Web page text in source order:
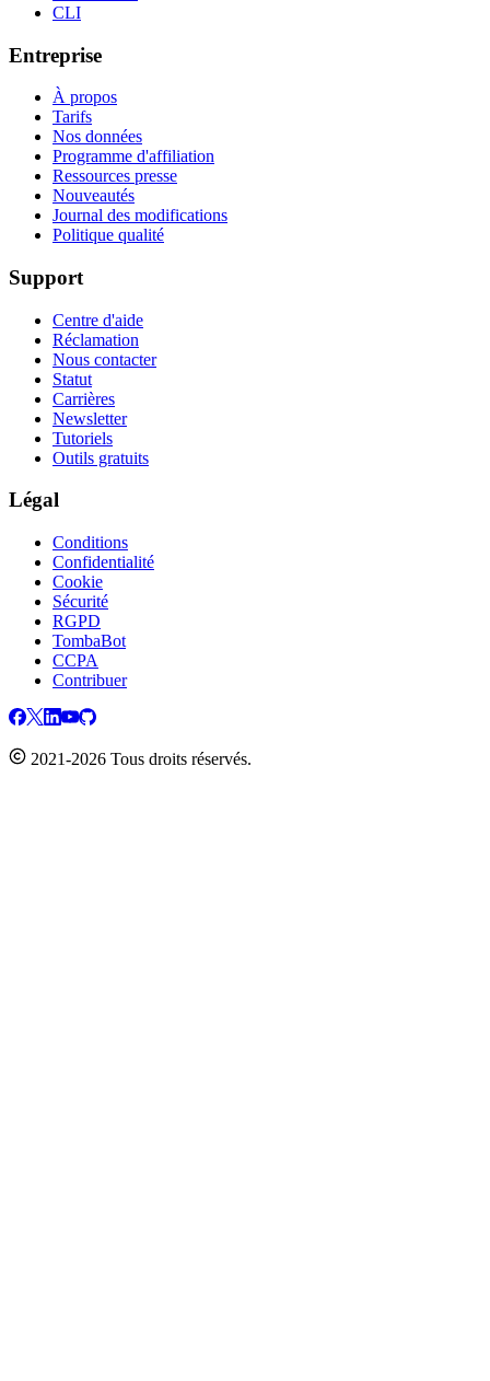
CLI
Entreprise
À propos
Tarifs
Nos données
Programme d'affiliation
Ressources presse
Nouveautés
Journal des modifications
Politique qualité
Support
Centre d'aide
Réclamation
Nous contacter
Statut
Carrières
Newsletter
Tutoriels
Outils gratuits
Légal
Conditions
Confidentialité
Cookie
Sécurité
RGPD
TombaBot
CCPA
Contribuer
2021-2026 Tous droits réservés.